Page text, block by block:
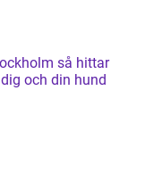
så hittar
och din hund